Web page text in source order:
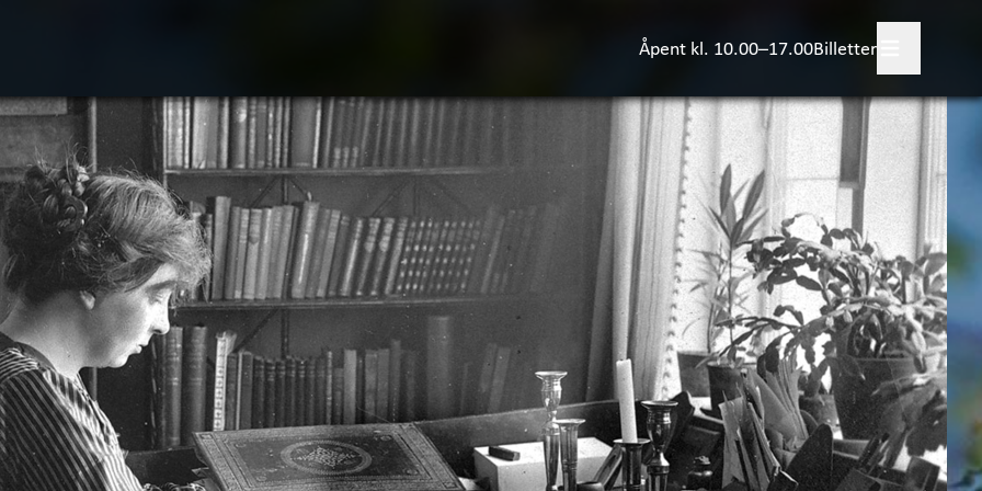
Åpent kl. 10.00–17.00Billetter
Planlegg besøk +
Hva skjer?
Opplevelser +
Om Sigrid Undset
Artikler om Sigrid Undset
Om Bjerkebæk +
Kunnskap og læring +